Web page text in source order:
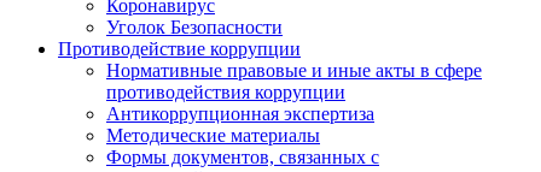
Коронавирус
Уголок Безопасности
Противодействие коррупции
Нормативные правовые и иные акты в сфере
противодействия коррупции
Антикоррупционная экспертиза
Методические материалы
Формы документов, связанных с